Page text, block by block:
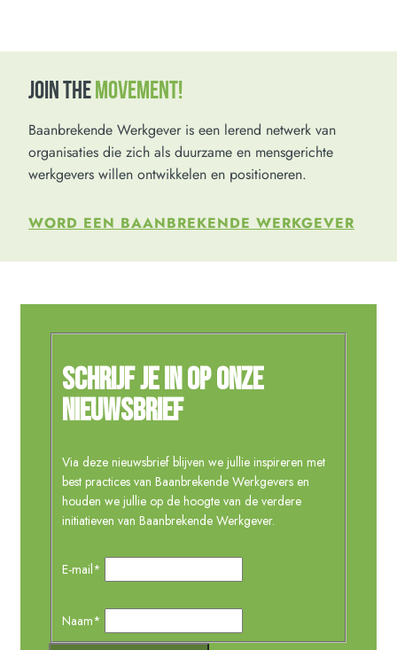
JOIN THEMOVEMENT!
Baanbrekende Werkgever is een lerend netwerk van
organisaties die zich als duurzame en mensgerichte
werkgevers willen ontwikkelen en positioneren.
WORD EEN BAANBREKENDE WERKGEVER